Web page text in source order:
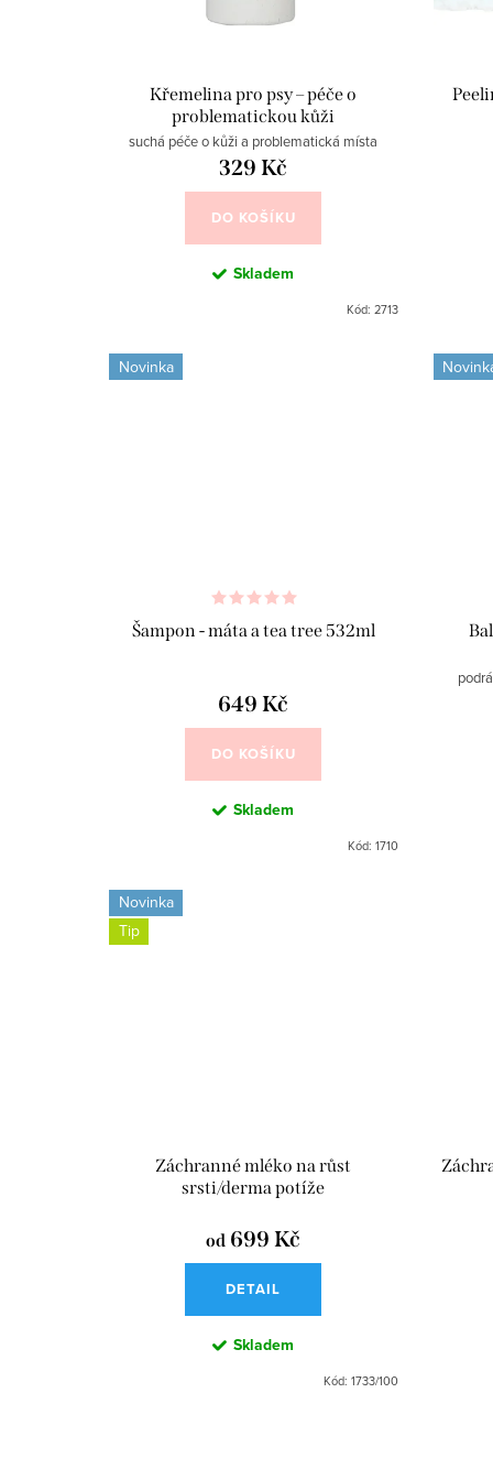
Křemelina pro psy – péče o
problematickou kůži
suchá péče o kůži a problematická místa
329 Kč
DO KOŠÍKU
Skladem
Kód: 2713
Novinka
Šampon - máta a tea tree 532ml
649 Kč
DO KOŠÍKU
Skladem
Kód: 1710
Novinka
Tip
Záchranné mléko na růst
srsti/derma potíže
od 699 Kč
DETAIL
Skladem
Kód: 1733/100